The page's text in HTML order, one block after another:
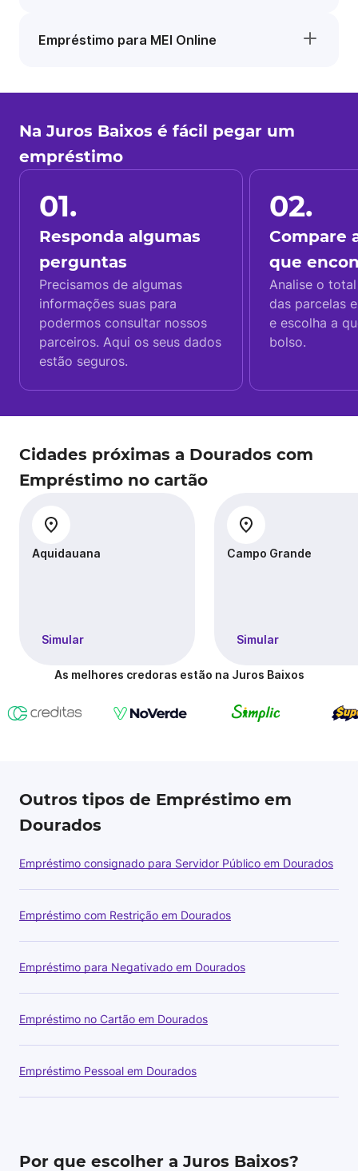
Empréstimo para MEI Online
Na Juros Baixos é fácil pegar um
empréstimo
01.
Responda algumas
perguntas
Precisamos de algumas
informações suas para
podermos consultar nossos
parceiros. Aqui os seus dados
estão seguros.
02.
Compare
que
Analise o
das parcelas
e escolha a
bolso.
Cidades próximas a Dourados com
Empréstimo no cartão
Aquidauana
Simular
Campo Grande
Simular
As melhores credoras estão na Juros Baixos
Outros tipos de Empréstimo em
Dourados
Empréstimo consignado para Servidor Público em Dourados
Empréstimo com Restrição em Dourados
Empréstimo para Negativado em Dourados
Empréstimo no Cartão em Dourados
Empréstimo Pessoal em Dourados
Por que escolher a Juros Baixos?